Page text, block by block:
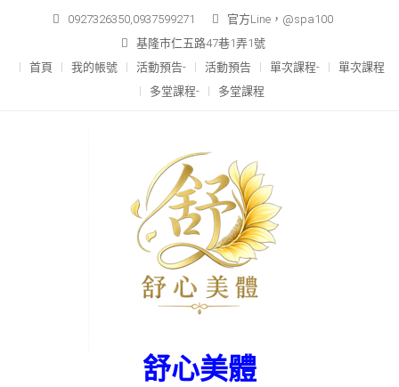
content
0927326350,0937599271
官方Line，@spa100
基隆市仁五路47巷1弄1號
首頁
我的帳號 活動預告- 活動預告 單次課程-
單次課程
多堂課程-
多堂課程
舒心美體